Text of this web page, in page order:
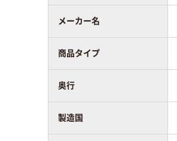
メーカー名
商品タイプ
奥行
製造国